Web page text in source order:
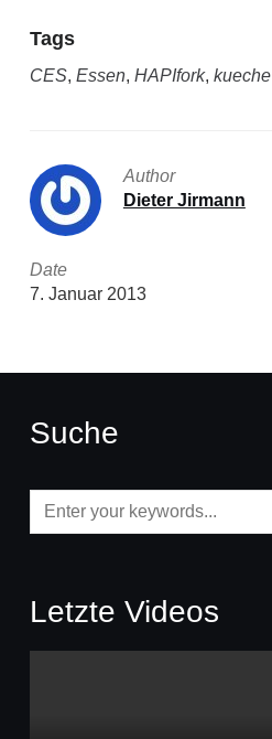
Tags
CES, Essen, HAPIfork, kueche
Author
Dieter Jirmann
Date
7. Januar 2013
Suche
Letzte Videos